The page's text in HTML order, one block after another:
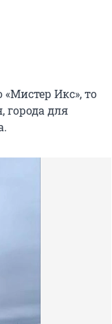
Икс», то
города для